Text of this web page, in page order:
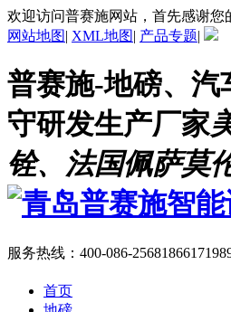
欢迎访问普赛施网站，首先感谢您
网站地图| XML地图| 产品专题|
普赛施-地磅、汽
守研发生产厂家
铨、法国佩萨莫
服务热线： 400-086-2568
首页